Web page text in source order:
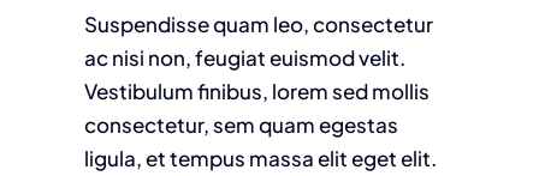
Suspendisse quam leo, consectetur
ac nisi non, feugiat euismod velit.
Vestibulum finibus, lorem sed mollis
consectetur, sem quam egestas
ligula, et tempus massa elit eget elit.